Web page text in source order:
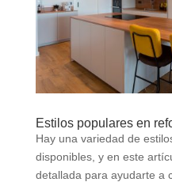
Estilos populares en
Hay una variedad de
disponibles, y en este
detallada para ayudarte a